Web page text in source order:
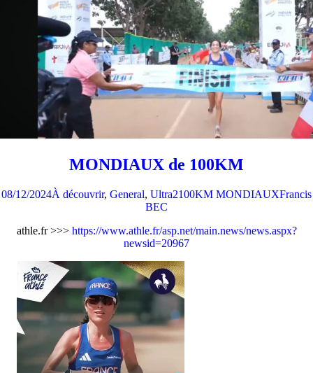
MONDIAUX de 100KM
08/12/2024À découvrir, General, Ultra2100KM MONDIAUXFrancis
BEC
athle.fr >>>https://www.athle.fr/asp.net/main.news/news.aspx?
newsid=20967